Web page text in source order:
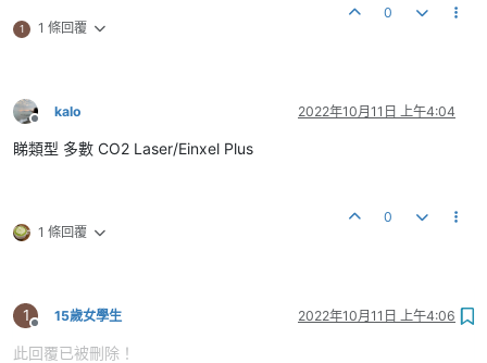
1 1 條回覆
0
離線
kalo 2022年10月11日 上午4:04
睇類型 多數 CO2 Laser/Einxel Plus
1 條回覆
0
1
離線
15歲女學生 2022年10月11日 上午4:06
此回覆已被刪除！